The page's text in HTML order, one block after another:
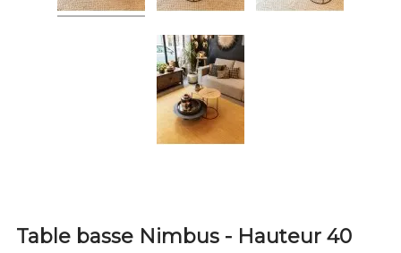
Table basse Nimbus - Hauteur 40